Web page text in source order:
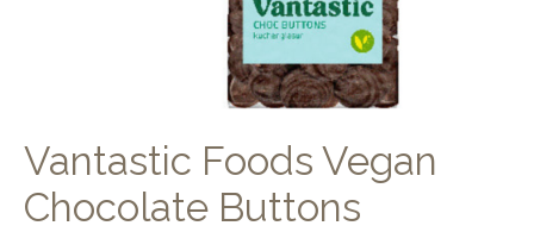
Vantastic Foods Vegan
Chocolate Buttons